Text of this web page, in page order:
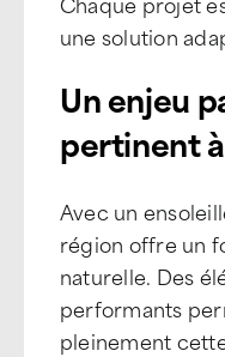
une solution
Un enjeu
pertinent
Avec un
région offre un
naturelle. Des
performants
pleinement